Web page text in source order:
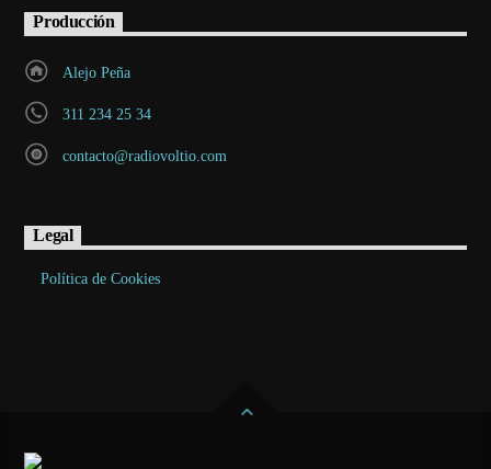
Producción
Alejo Peña
311 234 25 34
contacto@radiovoltio.com
Legal
Política de Cookies